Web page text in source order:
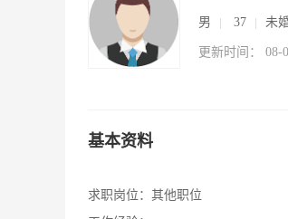
男 37 未
更新时间： 08-
基本资料
求职岗位： 其他职位